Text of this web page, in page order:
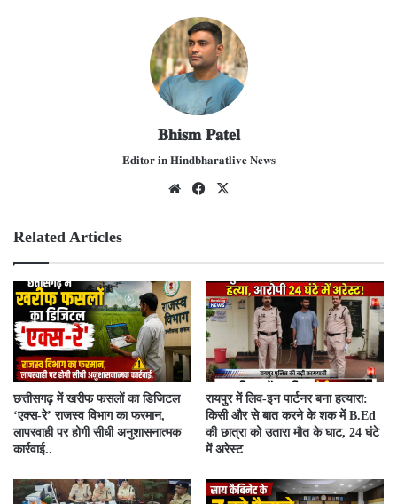
𝐁𝐡𝐢𝐬𝐦 𝐏𝐚𝐭𝐞𝐥
𝐄𝐝𝐢𝐭𝐨𝐫 𝐢𝐧 𝐇𝐢𝐧𝐝𝐛𝐡𝐚𝐫𝐚𝐭𝐥𝐢𝐯𝐞 𝐍𝐞𝐰𝐬
We
Fac
Related Articles
​छत्तीसगढ़ में खरीफ फसलों का डिजिटल
‘एक्स-रे’ राजस्व विभाग का फरमान,
लापरवाही पर होगी सीधी अनुशासनात्मक
कार्रवाई..
रायपुर में लिव-इन पार्टनर बना हत्यारा:
किसी और से बात करने के शक में B.Ed
की छात्रा को उतारा मौत के घाट, 24 घंटे
में अरेस्ट